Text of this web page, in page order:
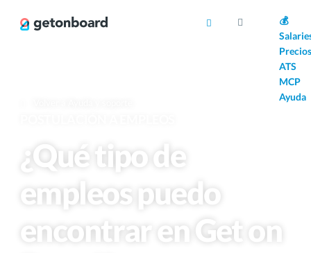
💰
Precios
ATS
MCP
Ayuda
¿Qué tipo de
empleos puedo
encontrar en Get on